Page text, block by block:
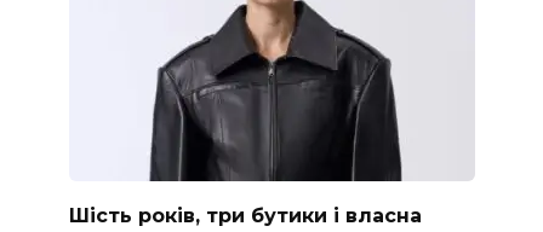
Шість років, три бутики і власна